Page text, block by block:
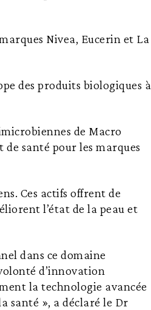
Nivea, Eucerin et La
des produits biologiques à
de Macro
santé pour les marques
Ces actifs offrent de
l’état de la peau et
dans ce domaine
d’innovation
la technologie avancée
santé », a déclaré le Dr